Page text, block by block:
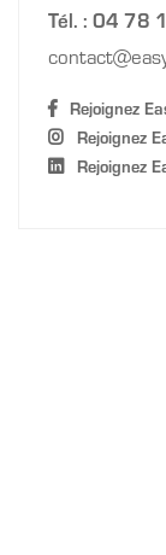
Tél. : 04 78
contact
Rejoignez
Rejoignez
Rejoignez